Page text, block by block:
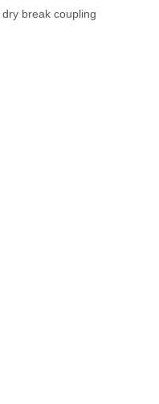
break coupling